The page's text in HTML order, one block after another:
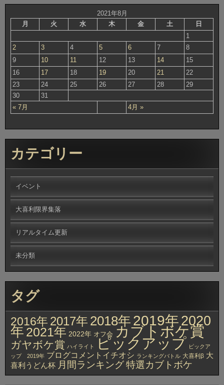
2021年8月
月
火 水 木 金 土 日
« 7月 4月 »
1
2
3 4 5 6 7
8
9
10 11 12 13 14
15
16
17 18 19 20 21
22
23
24 25 26 27 28
29
30
31
カテゴリー
イベント
大喜利限界集落
リアルタイム更新
未分類
タグ
2016年 2017年 2018年 2019年2020
年 2021年 2022年 オフ会 カブトボケ賞
ガヤボケ賞 ハイライト ピックアップ ピックア
ップ 2019年 ブログコメントイチオシ ランキングバトル 大喜利β 大
喜利うどん杯 月間ランキング特選カブトボケ